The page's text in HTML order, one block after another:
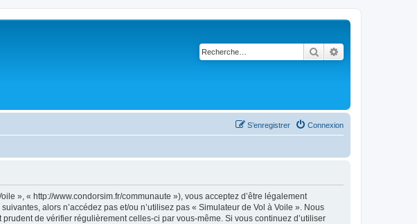
Rechercher
Connexion
S’enregistrer
», « http://www.condorsim.fr/communaute »), vous acceptez d’être légalement
alors n’accédez pas et/ou n’utilisez pas « Simulateur de Vol à Voile ». Nous
de vérifier régulièrement celles-ci par vous-même. Si vous continuez d’utiliser